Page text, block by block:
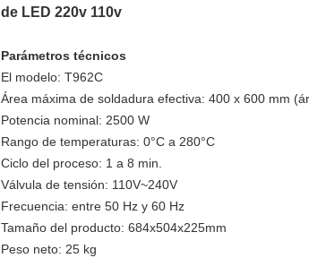
de LED 220v 110v
Parámetros técnicos
El modelo: T962C
Área máxima de soldadura efectiva: 400 x 600 mm
Potencia nominal: 2500 W
Rango de temperaturas: 0°C a 280°C
Ciclo del proceso: 1 a 8 min.
Válvula de tensión: 110V~240V
Frecuencia: entre 50 Hz y 60 Hz
Tamaño del producto: 684x504x225mm
Peso neto: 25 kg